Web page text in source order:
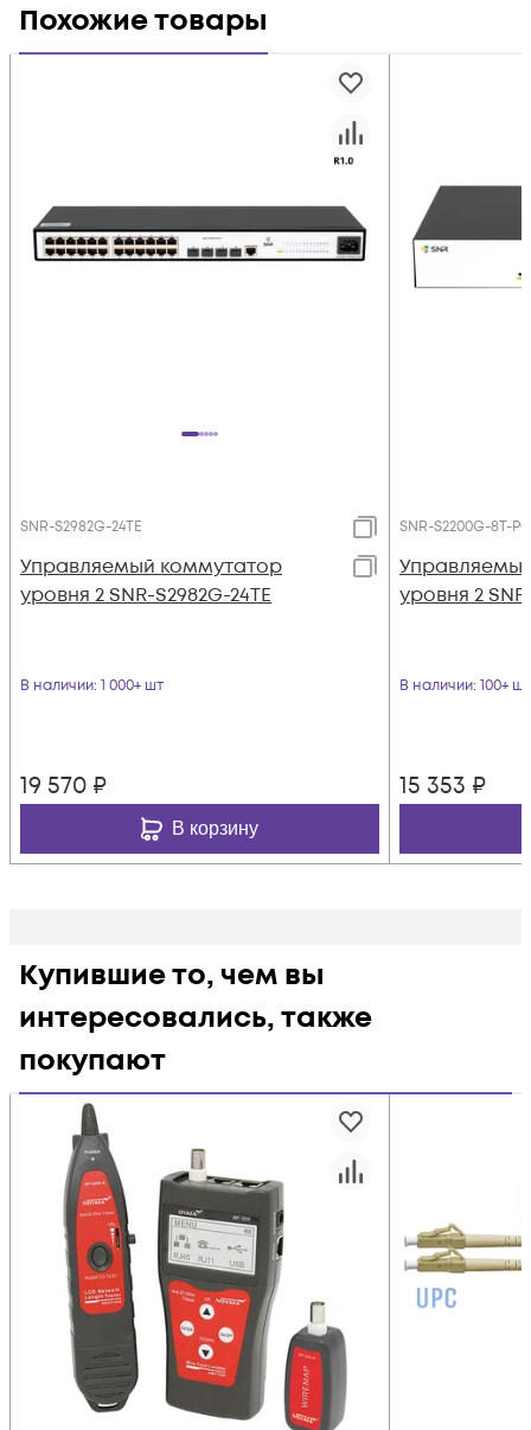
Похожие товары
SNR-S2982G-24TE
Управляемый коммутатор
уровня 2 SNR-S2982G-24TE
В наличии: 1 000+ шт
19 570 ₽
В корзину
SNR-S2200G-8T-
уровня 2
В наличии: 100+ шт
15 353 ₽
Купившие то, чем вы
интересовались, также
покупают